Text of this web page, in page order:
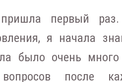
первый
я начала
было очень
вопросов после